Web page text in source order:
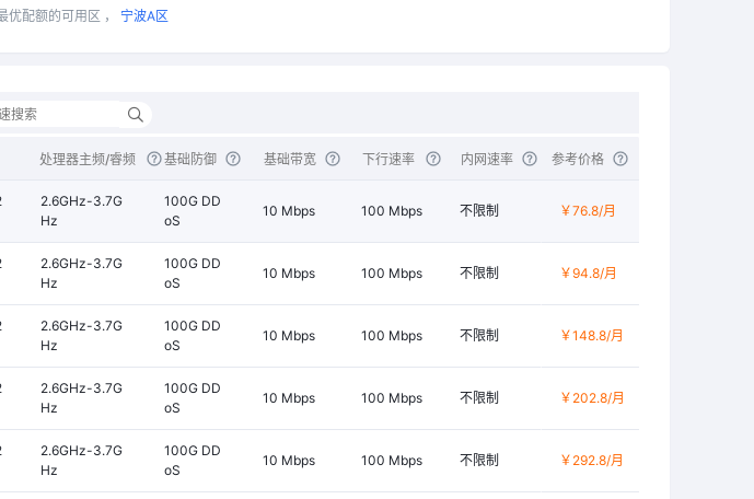
优配额的可用区 ， 宁波A区
处理器主频/睿频 基础防御 基础带宽 下行速率 内网速率 参考价格
2.6GHz-3.7G
Hz
100G DD
oS
10 Mbps 100 Mbps 不限制 ￥76.8/月
2.6GHz-3.7G
Hz
100G DD
oS
10 Mbps 100 Mbps 不限制 ￥94.8/月
2.6GHz-3.7G
Hz
100G DD
oS
10 Mbps 100 Mbps 不限制 ￥148.8/月
2.6GHz-3.7G
Hz
100G DD
oS
10 Mbps 100 Mbps 不限制 ￥202.8/月
2.6GHz-3.7G
Hz
100G DD
oS
10 Mbps 100 Mbps 不限制 ￥292.8/月